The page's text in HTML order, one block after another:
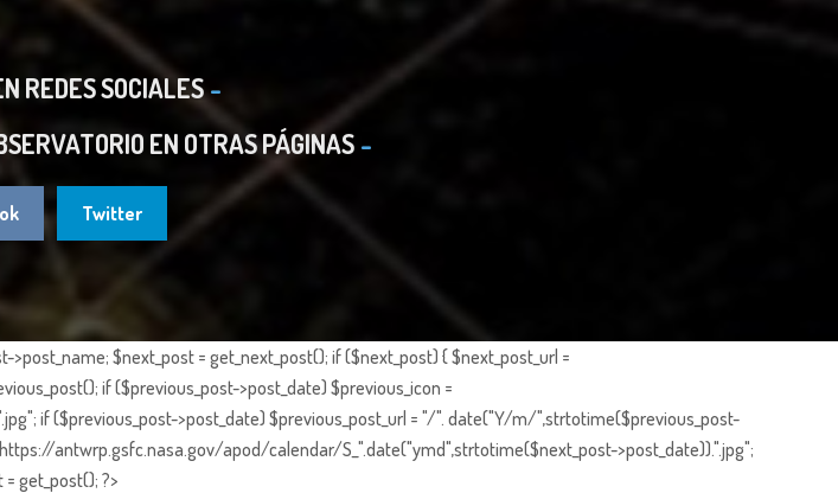
REDES SOCIALES
EN OTRAS PÁGINAS
Twitter
$next_post = get_next_post(); if ($next_post) { $next_post_url =
if ($previous_post->post_date) $previous_icon =
if ($previous_post->post_date) $previous_post_url = "/". date("Y/m/",strtotime($previous_post-
antwrp.gsfc.nasa.gov/apod/calendar/S_".date("ymd",strtotime($next_post->post_date)).".jpg";
get_post(); ?>